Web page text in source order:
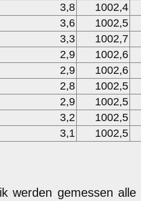
3,8
1002,4
3,6
1002,5
3,3
1002,7
2,9
1002,6
2,9
1002,6
2,8
1002,5
2,9
1002,5
3,2
1002,5
3,1 1002,5
werden gemessen alle